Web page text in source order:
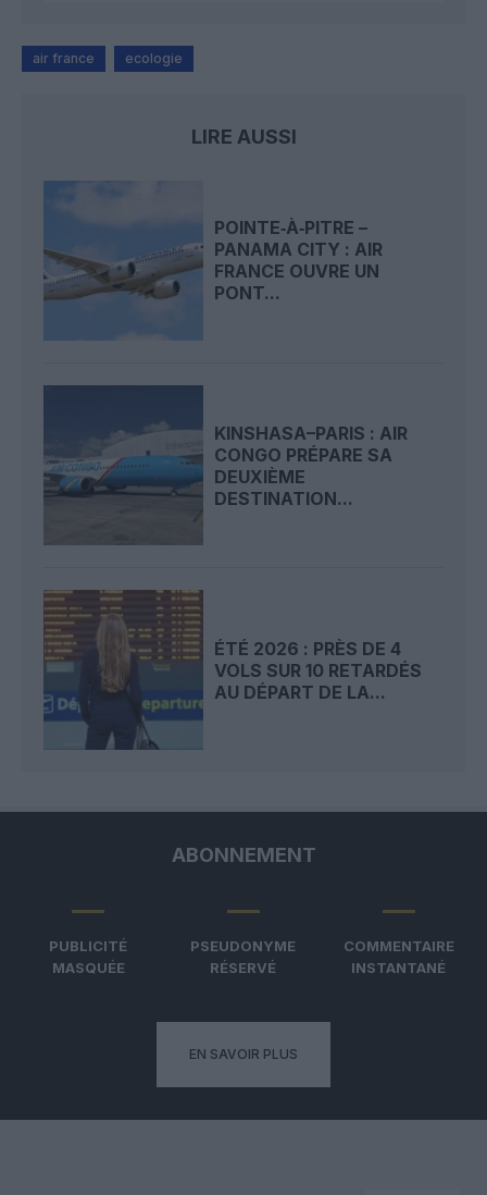
air france ecologie
LIRE AUSSI
POINTE‑À‑PITRE –
PANAMA CITY : AIR
FRANCE OUVRE UN
PONT...
KINSHASA–PARIS : AIR
CONGO PRÉPARE SA
DEUXIÈME
DESTINATION...
ÉTÉ 2026 : PRÈS DE 4
VOLS SUR 10 RETARDÉS
AU DÉPART DE LA...
ABONNEMENT
PUBLICITÉ
MASQUÉE
PSEUDONYME
RÉSERVÉ
COMMENTAIRE
INSTANTANÉ
EN SAVOIR PLUS